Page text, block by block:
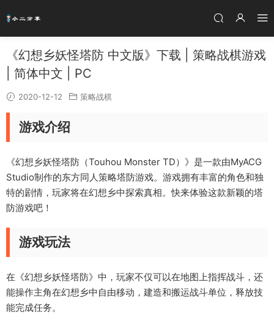
《幻想乡妖怪塔防 中文版》下载 | 策略战棋游戏
| 简体中文 | PC
2020-12-12 策略战棋
游戏介绍
《幻想乡妖怪塔防（Touhou Monster TD）》是一款由MyACG
Studio制作的东方同人策略塔防游戏。游戏拥有丰富的角色和独
特的剧情，玩家将在幻想乡中探索真相。快来体验这款新颖的塔
防游戏吧！
游戏玩法
在《幻想乡妖怪塔防》中，玩家不仅可以在地图上指挥战斗，还
能操作主角在幻想乡中自由移动，建造和搬运战斗单位，释放技
能完成任务。